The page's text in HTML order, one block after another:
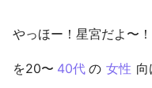
やっほー！星宮だよ〜
を20〜 40代 の 女性